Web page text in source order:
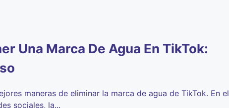
Una Marca De Agua En TikTok:
maneras de eliminar la marca de agua de TikTok. En el
sociales, la...